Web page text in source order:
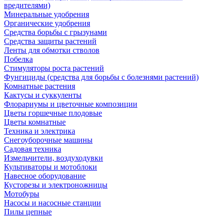
вредителями)
Минеральные удобрения
Органические удобрения
Средства борьбы с грызунами
Средства защиты растений
Ленты для обмотки стволов
Побелка
Стимуляторы роста растений
Фунгициды (средства для борьбы с болезнями растений)
Комнатные растения
Кактусы и суккуленты
Флорариумы и цветочные композиции
Цветы горшечные плодовые
Цветы комнатные
Техника и электрика
Снегоуборочные машины
Садовая техника
Измельчители, воздуходувки
Культиваторы и мотоблоки
Навесное оборудование
Кусторезы и электроножницы
Мотобуры
Насосы и насосные станции
Пилы цепные